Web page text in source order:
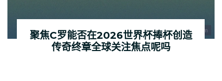
聚焦C罗能否在2026世界杯捧杯创造
传奇终章全球关注焦点呢吗